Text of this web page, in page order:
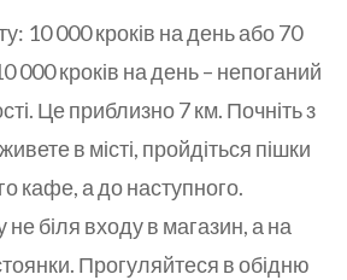
10 000 кроків на день або 70
000 кроків на день – непоганий
Це приблизно 7 км. Почніть з
в місті, пройдіться пішки
кафе, а до наступного.
біля входу в магазин, а на
Прогуляйтеся в обідню